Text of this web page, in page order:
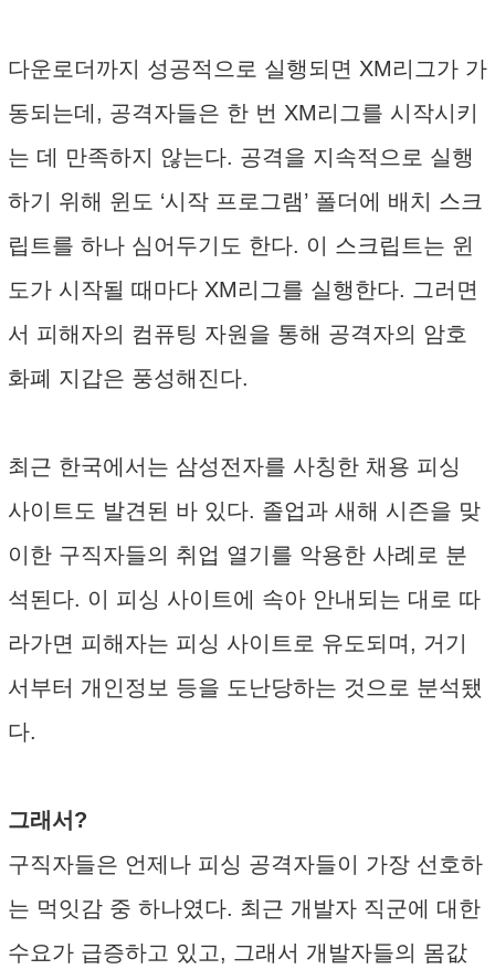
다운로더까지 성공적으로 실행되면 XM리그가 가
동되는데, 공격자들은 한 번 XM리그를 시작시키
는 데 만족하지 않는다. 공격을 지속적으로 실행
하기 위해 윈도 ‘시작 프로그램’ 폴더에 배치 스크
립트를 하나 심어두기도 한다. 이 스크립트는 윈
도가 시작될 때마다 XM리그를 실행한다. 그러면
서 피해자의 컴퓨팅 자원을 통해 공격자의 암호
화폐 지갑은 풍성해진다.
최근 한국에서는 삼성전자를 사칭한 채용 피싱
사이트도 발견된 바 있다. 졸업과 새해 시즌을 맞
이한 구직자들의 취업 열기를 악용한 사례로 분
석된다. 이 피싱 사이트에 속아 안내되는 대로 따
라가면 피해자는 피싱 사이트로 유도되며, 거기
서부터 개인정보 등을 도난당하는 것으로 분석됐
다.
그래서?
구직자들은 언제나 피싱 공격자들이 가장 선호하
는 먹잇감 중 하나였다. 최근 개발자 직군에 대한
수요가 급증하고 있고, 그래서 개발자들의 몸값